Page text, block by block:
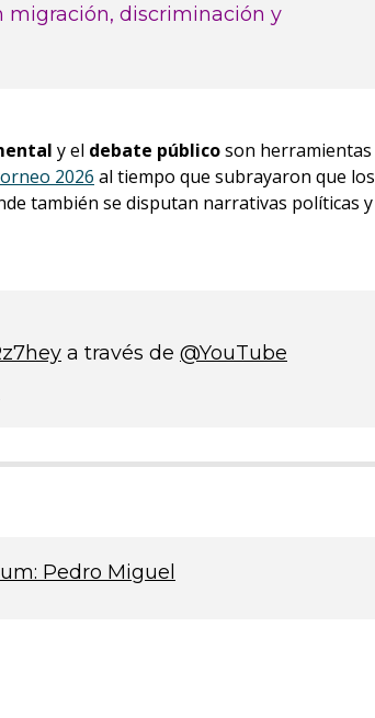
migración, discriminación y
y el debate públicoson herramientas
2026 al tiempo que subrayaron que los
también se disputan narrativas políticas y
a través de @YouTube
Pedro Miguel